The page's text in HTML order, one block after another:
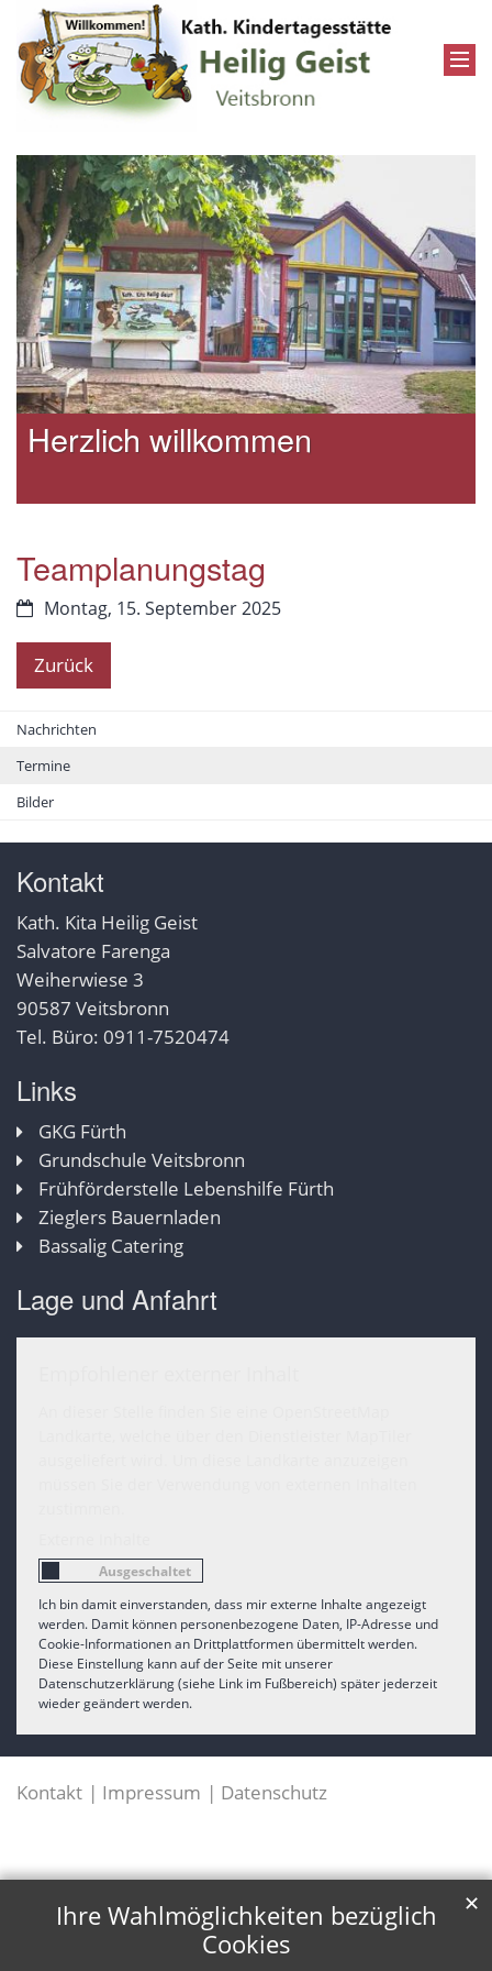
Herzlich willkommen
Teamplanungstag
Datum:Montag, 15. September 2025
Zurück
Nachrichten
Termine
Bilder
Kontakt
Kath. Kita Heilig Geist
Salvatore Farenga
Weiherwiese 3
90587 Veitsbronn
Tel. Büro: 0911-7520474
Links
GKG Fürth
Grundschule Veitsbronn
Frühförderstelle Lebenshilfe Fürth
Zieglers Bauernladen
Bassalig Catering
Lage und Anfahrt
Ich bin damit einverstanden, dass mir externe Inhalte angezeigt
werden. Damit können personenbezogene Daten, IP-Adresse und
Cookie-Informationen an Drittplattformen übermittelt werden.
Diese Einstellung kann auf der Seite mit unserer
Datenschutzerklärung (siehe Link im Fußbereich) später jederzeit
wieder geändert werden.
Kontakt Impressum Datenschutz
Ihre Wahlmöglichkeiten bezüglich
Cookies
✕